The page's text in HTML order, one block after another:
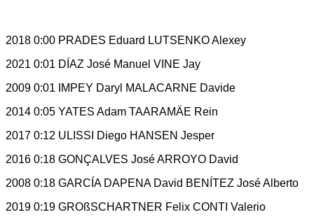
2018 0:00 PRADES Eduard LUTSENKO Alexey
2021 0:01 DÍAZ José Manuel VINE Jay
2009 0:01 IMPEY Daryl MALACARNE Davide
2014 0:05 YATES Adam TAARAMÄE Rein
2017 0:12 ULISSI Diego HANSEN Jesper
2016 0:18 GONÇALVES José ARROYO David
2008 0:18 GARCÍA DAPENA David BENÍTEZ José Alberto
2019 0:19 GROßSCHARTNER Felix CONTI Valerio